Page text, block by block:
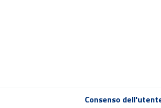
Consenso